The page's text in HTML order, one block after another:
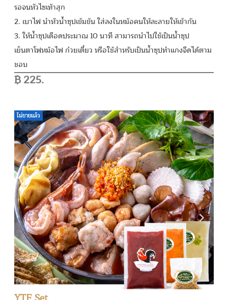
รอจนหัวไซเท้าสุก
2. เบาไฟ นำหัวน้ำซุปเข้มข้น ใส่ลงในหม้อคนให้ละลายให้เข้ากัน
3. ให้น้ำซุปเดือดประมาณ 10 นาที สามารถนำไปใช้เป็นน้ำซุป
เย็นตาโฟหม้อไฟ ก๋วยเตี๋ยว หรือใช้สำหรับเป็นน้ำซุปทำแกงจืดได้ตาม
ชอบ
฿225.
ไม่ขายแล้ว